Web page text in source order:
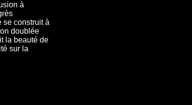
à
se construit à
doublée
la beauté de
sur la